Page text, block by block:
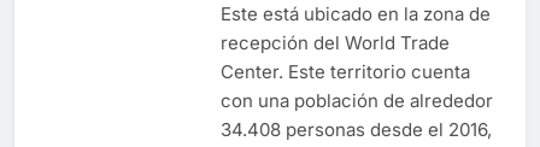
Este está ubicado en la zona de
recepción del World Trade
Center. Este territorio cuenta
con una población de alrededor
34.408 personas desde el 2016,